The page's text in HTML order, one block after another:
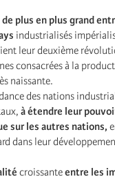
de plus en plus grand
industrialisés
leur deuxième
consacrées à la
naissante.
des nations
à étendre leur
sur les autres nations,
dans leur
croissanteentre les